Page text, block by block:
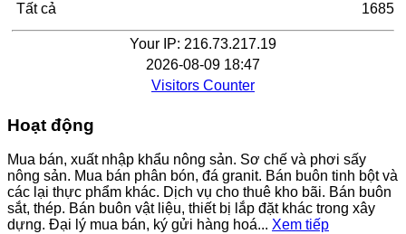
Tất cả
1685
Your IP: 216.73.217.19
2026-08-09 18:47
Visitors Counter
Hoạt động
Mua bán, xuất nhập khẩu nông sản. Sơ chế và phơi sấy
nông sản. Mua bán phân bón, đá granit. Bán buôn tinh bột và
các lại thực phẩm khác. Dịch vụ cho thuê kho bãi. Bán buôn
sắt, thép. Bán buôn vật liệu, thiết bị lắp đặt khác trong xây
dựng. Đại lý mua bán, ký gửi hàng hoá... Xem tiếp